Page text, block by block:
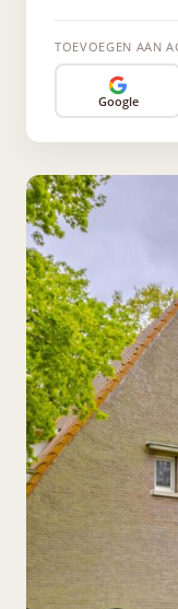
TOEVOEGEN AAN
Google